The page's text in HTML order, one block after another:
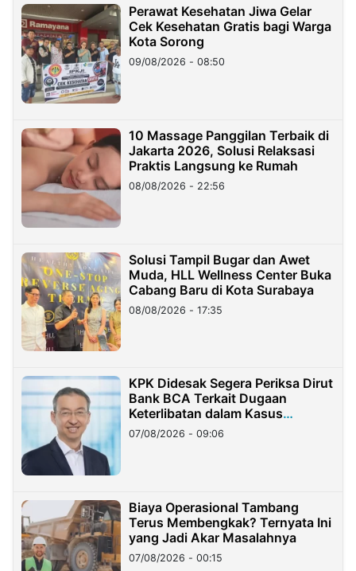
Perawat Kesehatan Jiwa Gelar
Cek Kesehatan Gratis bagi Warga
Kota Sorong
09/08/2026 - 08:50
10 Massage Panggilan Terbaik di
Jakarta 2026, Solusi Relaksasi
Praktis Langsung ke Rumah
08/08/2026 - 22:56
Solusi Tampil Bugar dan Awet
Muda, HLL Wellness Center Buka
Cabang Baru di Kota Surabaya
08/08/2026 - 17:35
KPK Didesak Segera Periksa Dirut
Bank BCA Terkait Dugaan
Keterlibatan dalam Kasus
Hilangnya Dana Nasabah Rp2,58
Miliar
07/08/2026 - 09:06
Biaya Operasional Tambang
Terus Membengkak? Ternyata Ini
yang Jadi Akar Masalahnya
07/08/2026 - 00:15